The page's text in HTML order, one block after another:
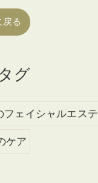
戻る
グ
フェイシャルエステ
ケア